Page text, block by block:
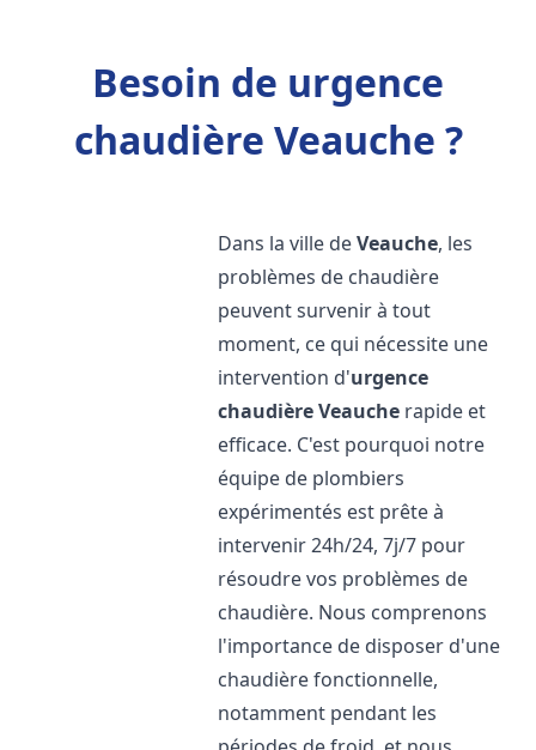
Besoin de urgence
chaudière Veauche ?
Dans la ville deVeauche, les
problèmes de chaudière
peuvent survenir à tout
moment, ce qui nécessite une
intervention d'urgence
chaudièreVeauche rapide et
efficace. C'est pourquoi notre
équipe de plombiers
expérimentés est prête à
intervenir 24h/24, 7j/7 pour
résoudre vos problèmes de
chaudière. Nous comprenons
l'importance de disposer d'une
chaudière fonctionnelle,
notamment pendant les